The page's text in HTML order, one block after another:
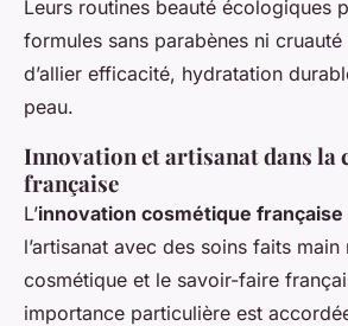
Leurs routines beauté écologiques
formules sans parabènes ni
d’allier efficacité, hydratation
peau.
Innovation et artisanat dans la
française
L’innovation cosmétique française
l’artisanat avec des soins faits
cosmétique et le savoir-faire
importance particulière est